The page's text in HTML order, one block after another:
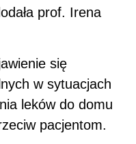
prof. Irena
się
w sytuacjach
leków do domu
pacjentom.